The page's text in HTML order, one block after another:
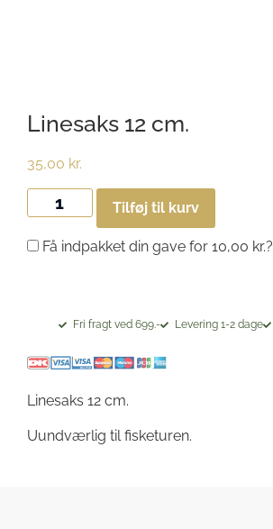
Linesaks 12 cm.
35,00 kr.
Tilføj til kurv
Få indpakket din gave for 10,00 kr.?
Fri fragt ved 699.- Levering 1-2 dage
Linesaks 12 cm.
Uundværlig til fisketuren.